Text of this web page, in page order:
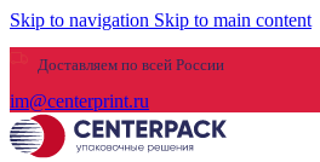
Skip to navigation Skip to main content
Доставляем по всей России
im@centerprint.ru